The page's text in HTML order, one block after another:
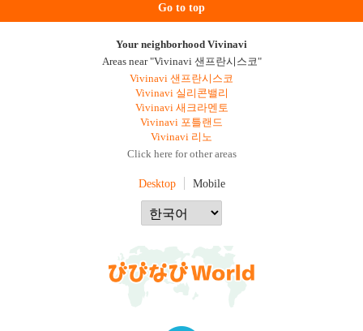
Go to top
Your neighborhood Vivinavi
Areas near "Vivinavi 샌프란시스코"
Vivinavi 샌프란시스코
Vivinavi 실리콘밸리
Vivinavi 새크라멘토
Vivinavi 포틀랜드
Vivinavi 리노
Click here for other areas
Desktop Mobile